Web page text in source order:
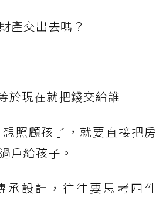
產交出去嗎？
於現在就把錢交給誰
照顧孩子，就要直接把房
戶給孩子。
承設計，往往要思考四件